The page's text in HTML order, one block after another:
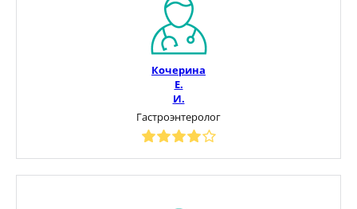
Кочерина
Е.
И.
Гастроэнтеролог